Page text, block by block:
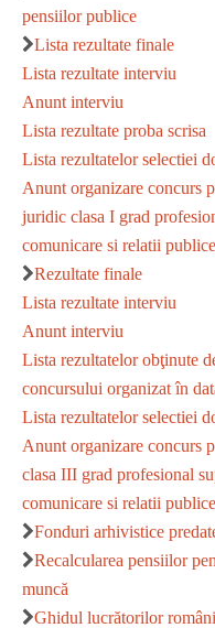
pensiilor publice
Lista rezultate finale
Lista rezultate interviu
Anunt interviu
Lista rezultate proba scrisa
Lista rezultatelor selectiei
Anunt organizare concurs
juridic clasa I grad
comunicare si relatii publice
Rezultate finale
Lista rezultate interviu
Anunt interviu
Lista rezultatelor obţinute
concursului organizat în
Lista rezultatelor selectiei
Anunt organizare concurs
clasa III grad profesional
comunicare si relatii publice
Fonduri arhivistice
Recalcularea pensiilor
muncă
Ghidul lucrătorilor